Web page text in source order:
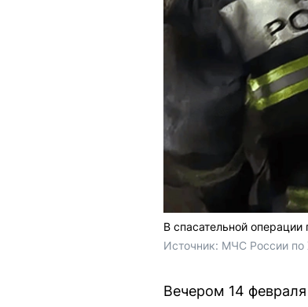
В спасательной операции
Источник: МЧС России
Вечером 14